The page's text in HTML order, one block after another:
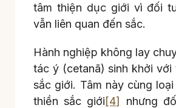
tâm thiện dục giới vì đối
vẫn liên quan đến sắc.
Hành nghiệp không lay
tác ý (cetanā) sinh khởi với
sắc giới. Tâm này cùng
thiền sắc giới[4]
nhưng